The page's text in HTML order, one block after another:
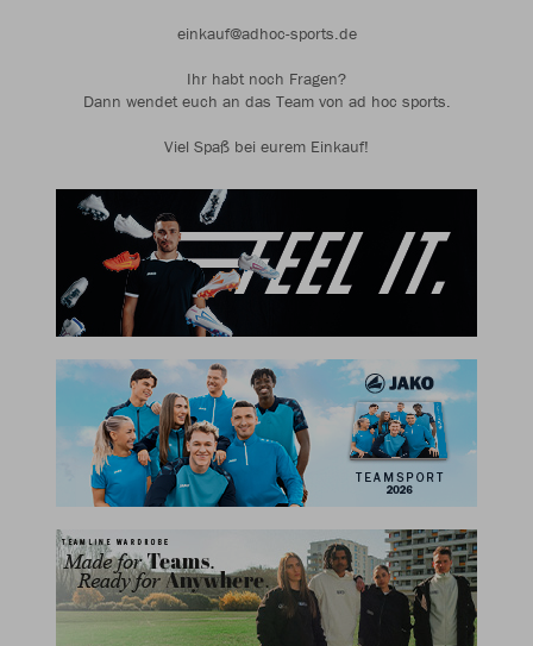
einkauf@adhoc-sports.de
Ihr habt noch Fragen?
Dann wendet euch an das Team von ad hoc sports.
Viel Spaß bei eurem Einkauf!